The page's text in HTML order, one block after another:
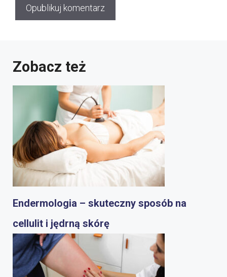
Zobacz też
Endermologia – skuteczny sposób na
cellulit i jędrną skórę